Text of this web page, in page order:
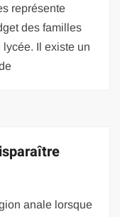
représente
des familles
lycée. Il existe un
anale lorsque